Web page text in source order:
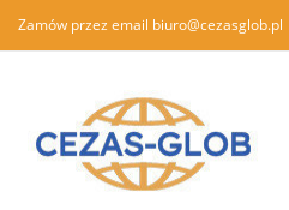
Zamów przez email biuro@cezasglob.pl